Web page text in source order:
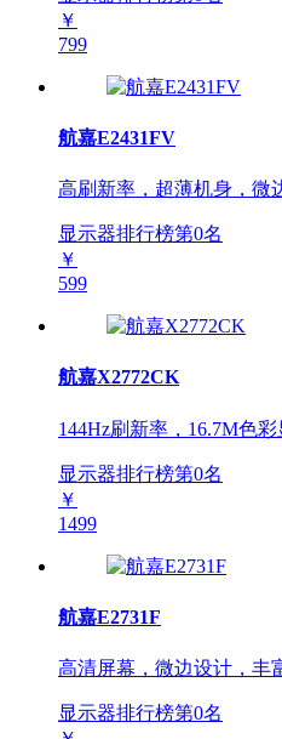
￥
799
航嘉E2431FV
高刷新率，超薄机身，微
显示器排行榜第0名
￥
599
航嘉X2772CK
144Hz刷新率，16.7M色彩
显示器排行榜第0名
￥
1499
航嘉E2731F
高清屏幕，微边设计，丰
显示器排行榜第0名